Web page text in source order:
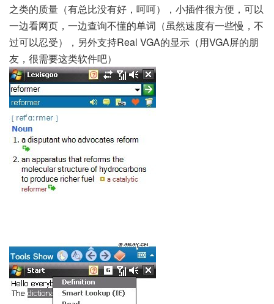
之类的质量（有总比没有好，呵呵），小插件很方便，可以
一边看网页，一边查询不懂的单词（虽然速度有一些慢，不
过可以忍受），另外支持Real VGA的显示（用VGA屏的朋
友，很需要这类软件吧）